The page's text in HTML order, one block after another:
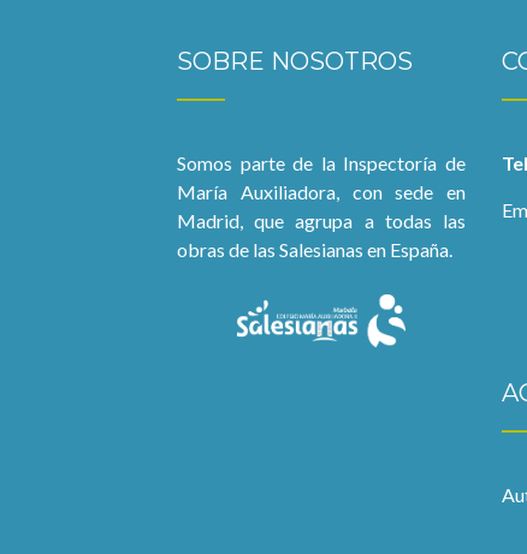
SOBRE NOSOTROS
Somos parte de la Inspectoría de
María Auxiliadora, con sede en
Madrid, que agrupa a todas las
obras de las Salesianas en España.